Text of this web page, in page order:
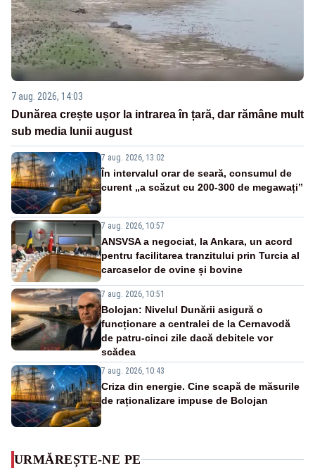
7 aug. 2026, 14:03
Dunărea crește ușor la intrarea în țară, dar rămâne mult
sub media lunii august
7 aug. 2026, 13:02
În intervalul orar de seară, consumul de
curent „a scăzut cu 200-300 de megawați”
7 aug. 2026, 10:57
ANSVSA a negociat, la Ankara, un acord
pentru facilitarea tranzitului prin Turcia al
carcaselor de ovine și bovine
7 aug. 2026, 10:51
Bolojan: Nivelul Dunării asigură o
funcționare a centralei de la Cernavodă
de patru-cinci zile dacă debitele vor
scădea
7 aug. 2026, 10:43
Criza din energie. Cine scapă de măsurile
de raționalizare impuse de Bolojan
URMĂREȘTE-NE PE